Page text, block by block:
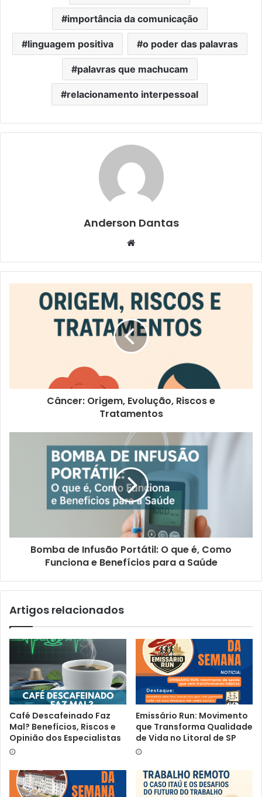
importância da comunicação
linguagem positiva o poder das palavras
palavras que machucam
relacionamento interpessoal
Anderson Dantas
Website
Câncer: Origem, Evolução, Riscos e
Tratamentos
Bomba de Infusão Portátil: O que é, Como
Funciona e Benefícios para a Saúde
Artigos relacionados
Café Descafeinado Faz
Mal? Benefícios, Riscos e
Opinião dos Especialistas
Emissário Run: Movimento
que Transforma Qualidade
de Vida no Litoral de SP